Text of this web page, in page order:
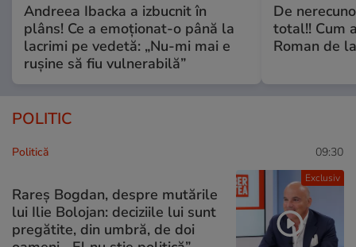
Andreea Ibacka a izbucnit în
plâns! Ce a emoționat-o până la
lacrimi pe vedetă: „Nu-mi mai e
rușine să fiu vulnerabilă”
De
total!! Cum
Roman de
POLITIC
Exclusiv
Politică 09:30
Rareș Bogdan, despre mutările
lui Ilie Bolojan: deciziile lui sunt
pregătite, din umbră, de doi